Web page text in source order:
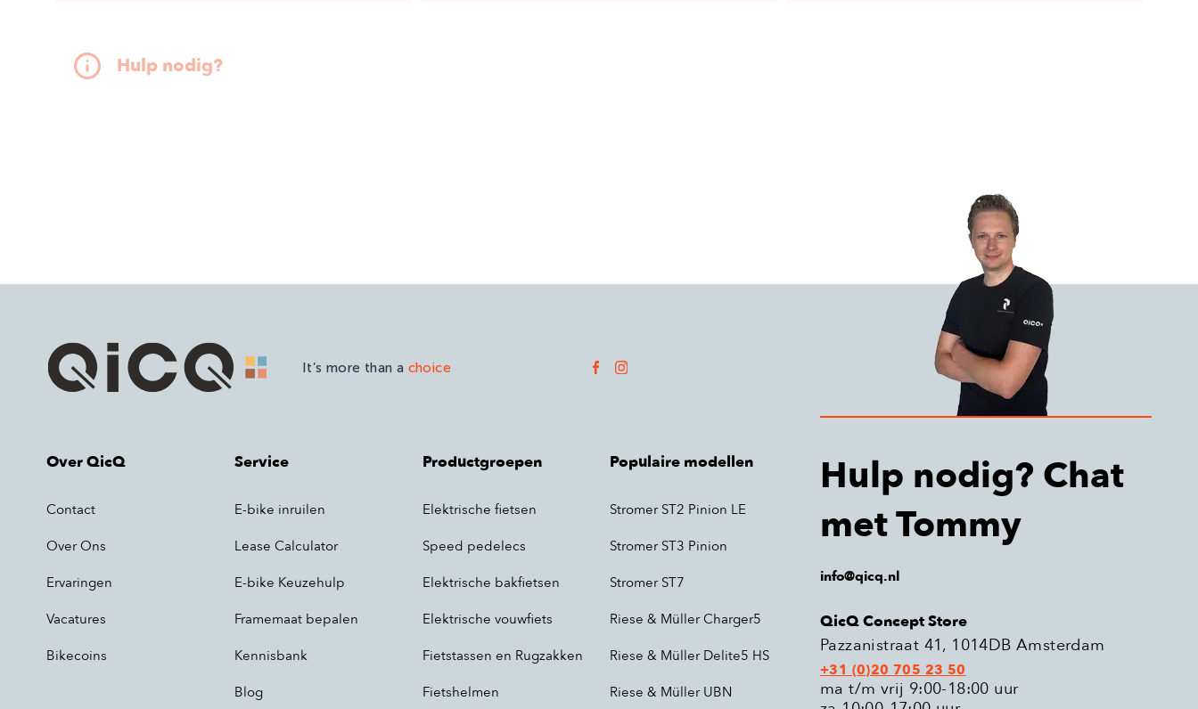
tot 25 km/u. Met plezier grotere afstanden
rijden en nieuwe fietsroutes ontdekken.
Hulp nodig?
It’s more than a choice
Over QicQ
Contact
Over Ons
Ervaringen
Vacatures
Bikecoins
Service
E-bike inruilen
Lease Calculator
E-bike Keuzehulp
Framemaat bepalen
Kennisbank
Blog
Productgroepen
Elektrische fietsen
Speed pedelecs
Elektrische bakfietsen
Elektrische vouwfiets
Fietstassen en Rugzakken
Fietshelmen
Populaire modellen
Stromer ST2 Pinion LE
Stromer ST3 Pinion
Stromer ST7
Riese & Müller Charger5
Riese & Müller Delite5 HS
Riese & Müller UBN
Hulp nodig? Chat
met Tommy
info@qicq.nl
QicQ Concept Store
Pazzanistraat 41, 1014DB Amsterdam
+31 (0)20 705 23 50
ma t/m vrij 9:00-18:00 uur